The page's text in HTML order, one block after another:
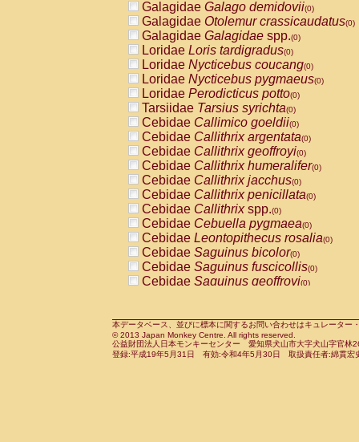
AtelidaeAteles geoffroyi(0)
AtelidaeAteles paniscus(0)
AtelidaeAtelesspp.(0)
Atelidae Lagothrix lagothricha
AtelidaeLagothrix lagothricha cana
PitheciidaeCacajao calvus
PitheciidaeCallicebus cupreus
PitheciidaeCallicebus donacophilus
PitheciidaeCallicebus moloch
PitheciidaeCallicebus torquatus
PitheciidaeCallicebusspp.(0)
PitheciidaeChiropotes satanas(0)
PitheciidaePithecia monachus
PitheciidaePithecia pithecia(0)
CercopithecidaeCercocebus agilis
CercopithecidaeCercocebus
CercopithecidaeCercocebus
CercopithecidaeCercocebus
CercopithecidaeCercocebus
CercopithecidaeCercocebushybrid
CercopithecidaePapio anubis(0)
CercopithecidaePapio cynocephalus
CercopithecidaePapio hamadryas(0)
Galagidae Galago demidovii(0)
Galagidae Otolemur crassicaudatus(0)
Galagidae Galagidae spp.(0)
Loridae Loris tardigradus(0)
Loridae Nycticebus coucang(0)
Loridae Nycticebus pygmaeus(0)
Loridae Perodicticus potto(0)
Tarsiidae Tarsius syrichta(0)
Cebidae Callimico goeldii(0)
Cebidae Callithrix argentata(0)
Cebidae Callithrix geoffroyi(0)
Cebidae Callithrix humeralifer(0)
Cebidae Callithrix jacchus(0)
Cebidae Callithrix penicillata(0)
Cebidae Callithrixspp.(0)
Cebidae Cebuella pygmaea(0)
Cebidae Leontopithecus rosalia(0)
Cebidae Saguinus bicolor(0)
Cebidae Saguinus fuscicollis(0)
Cebidae Saguinus geoffroyi(0)
CebidaeSaguinus leucopus(0)
CebidaeSaguinus midas(0)
Cebidae Saguinus mystax(0)
本データベース、並びに標本に関するお問い合わせはキュレータ
© 2013 Japan Monkey Centre. All rights reserved.
公益財団法人日本モンキーセンター 愛知県犬山市大字犬山字官
登録:平成19年5月31日 有効:令和4年5月30日 取扱責任者:綿貫宏